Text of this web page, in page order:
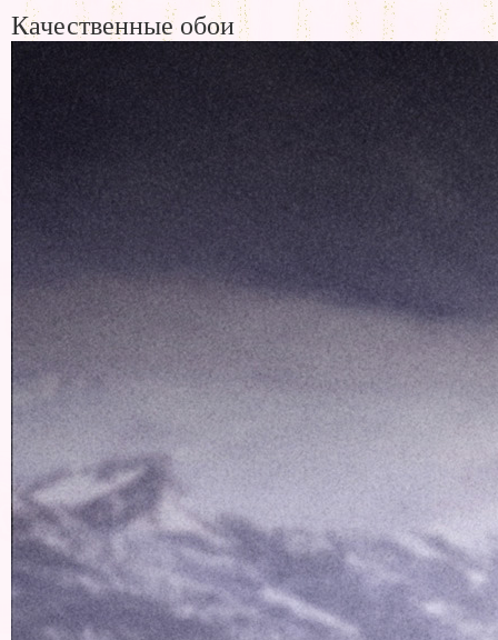
Качественные обои